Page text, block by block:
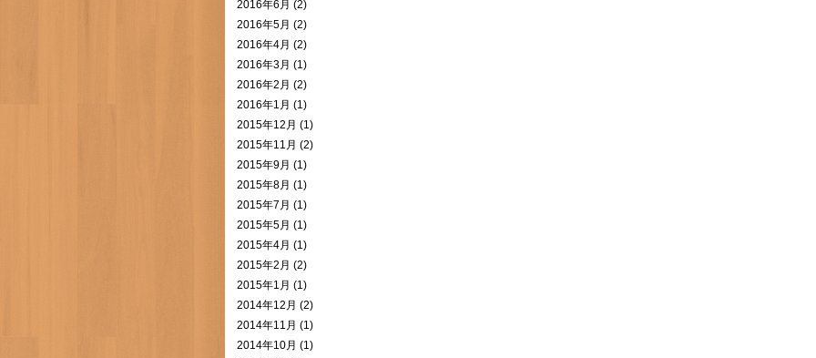
2016年6月 (2)
2016年5月 (2)
2016年4月 (2)
2016年3月 (1)
2016年2月 (2)
2016年1月 (1)
2015年12月 (1)
2015年11月 (2)
2015年9月 (1)
2015年8月 (1)
2015年7月 (1)
2015年5月 (1)
2015年4月 (1)
2015年2月 (2)
2015年1月 (1)
2014年12月 (2)
2014年11月 (1)
2014年10月 (1)